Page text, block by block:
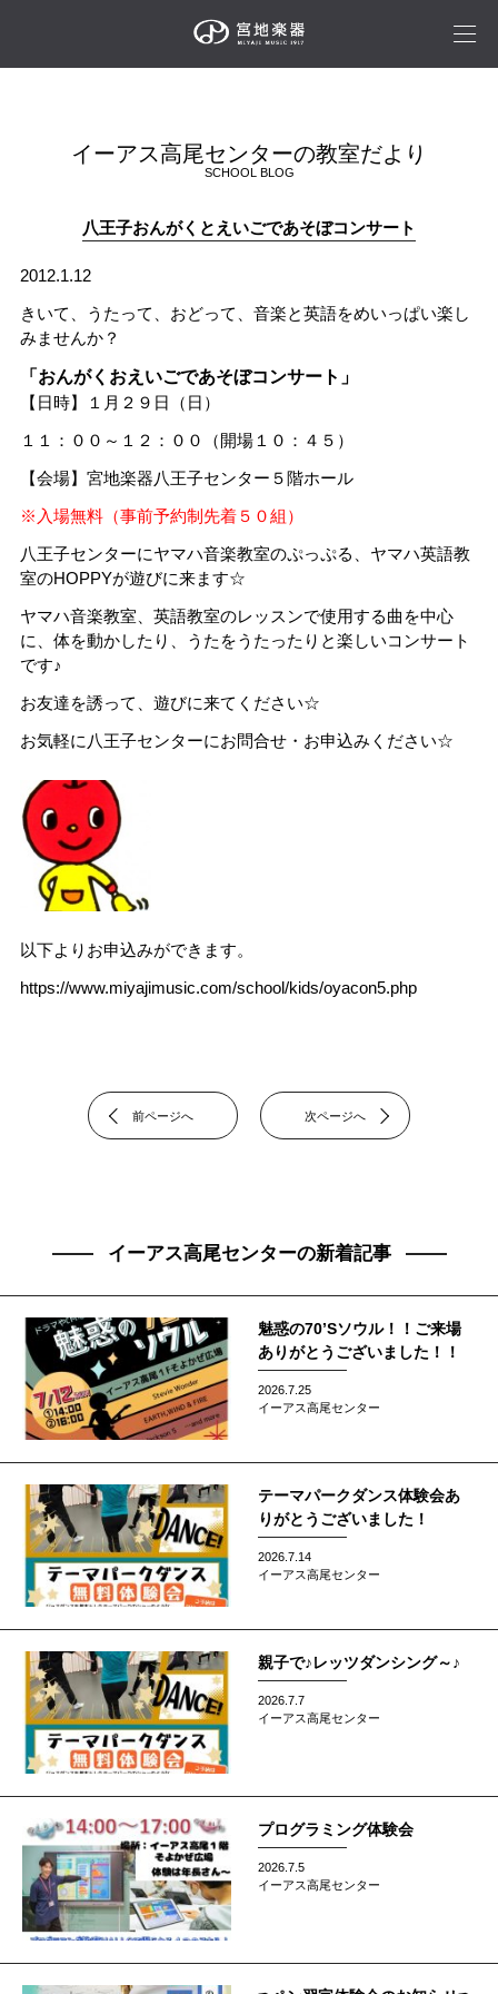
イーアス高尾センターの教室だより
SCHOOL BLOG
八王子おんがくとえいごであそぼコンサート
2012.1.12
きいて、うたって、おどって、音楽と英語をめいっぱい楽し
みませんか？
「おんがくおえいごであそぼコンサート」
【日時】１月２９日（日）
１１：００～１２：００（開場１０：４５）
【会場】宮地楽器八王子センター５階ホール
※入場無料（事前予約制先着５０組）
八王子センターにヤマハ音楽教室のぷっぷる、ヤマハ英語教
室のHOPPYが遊びに来ます☆
ヤマハ音楽教室、英語教室のレッスンで使用する曲を中心
に、体を動かしたり、うたをうたったりと楽しいコンサート
です♪
お友達を誘って、遊びに来てください☆
お気軽に八王子センターにお問合せ・お申込みください☆
以下よりお申込みができます。
https://www.miyajimusic.com/school/kids/oyacon5.php
前ページへ 次ページへ
イーアス高尾センターの新着記事
魅惑の70’Sソウル！！ご来場
ありがとうございました！！
2026.7.25
イーアス高尾センター
テーマパークダンス体験会あ
りがとうございました！
2026.7.14
イーアス高尾センター
親子で♪レッツダンシング～♪
2026.7.7
イーアス高尾センター
プログラミング体験会
2026.7.5
イーアス高尾センター